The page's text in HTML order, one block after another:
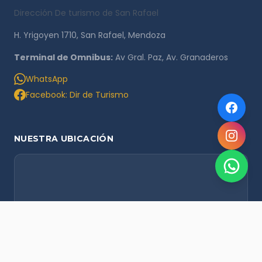
Dirección De turismo de San Rafael
H. Yrigoyen 1710, San Rafael, Mendoza
Terminal de Omnibus: Av Gral. Paz, Av. Granaderos
WhatsApp
Facebook: Dir de Turismo
NUESTRA UBICACIÓN